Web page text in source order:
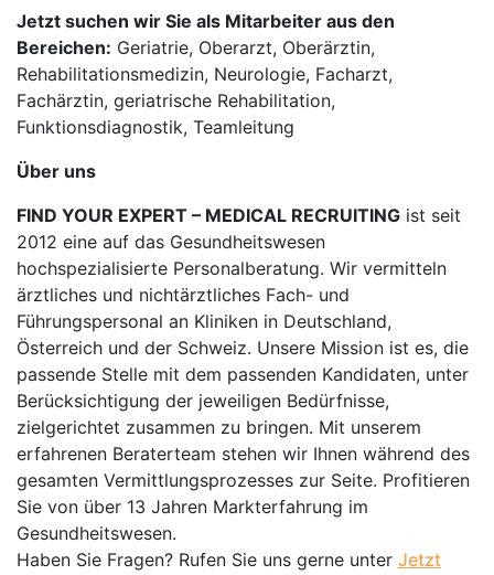
Jetzt suchen wir Sie als Mitarbeiter aus den
Bereichen: Geriatrie, Oberarzt, Oberärztin,
Rehabilitationsmedizin, Neurologie, Facharzt,
Fachärztin, geriatrische Rehabilitation,
Funktionsdiagnostik, Teamleitung
Über uns
FIND YOUR EXPERT – MEDICAL RECRUITING ist seit
2012 eine auf das Gesundheitswesen
hochspezialisierte Personalberatung. Wir vermitteln
ärztliches und nichtärztliches Fach- und
Führungspersonal an Kliniken in Deutschland,
Österreich und der Schweiz. Unsere Mission ist es, die
passende Stelle mit dem passenden Kandidaten, unter
Berücksichtigung der jeweiligen Bedürfnisse,
zielgerichtet zusammen zu bringen. Mit unserem
erfahrenen Beraterteam stehen wir Ihnen während des
gesamten Vermittlungsprozesses zur Seite. Profitieren
Sie von über 13 Jahren Markterfahrung im
Gesundheitswesen.
Haben Sie Fragen? Rufen Sie uns gerne unter Jetzt